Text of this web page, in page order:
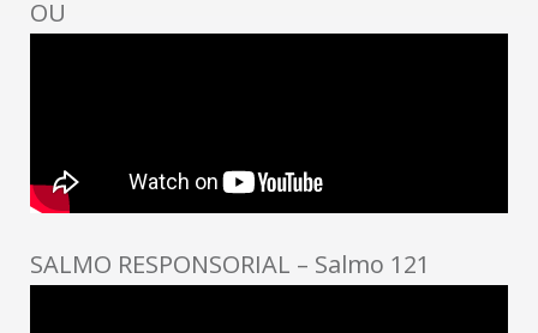
OU
SALMO RESPONSORIAL – Salmo 121